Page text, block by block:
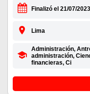
Finalizó el 21/07/2023
Lima
Administración,
administración,
financieras, Ci